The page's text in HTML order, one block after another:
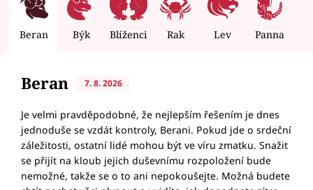
Beran Býk Blíženci Rak Lev Panna
Beran 7. 8. 2026
Je velmi pravděpodobné, že nejlepším řešením je dnes
jednoduše se vzdát kontroly, Berani. Pokud jde o srdeční
záležitosti, ostatní lidé mohou být ve víru zmatku. Snažit
se přijít na kloub jejich duševnímu rozpoložení bude
nemožné, takže se o to ani nepokoušejte. Možná budete